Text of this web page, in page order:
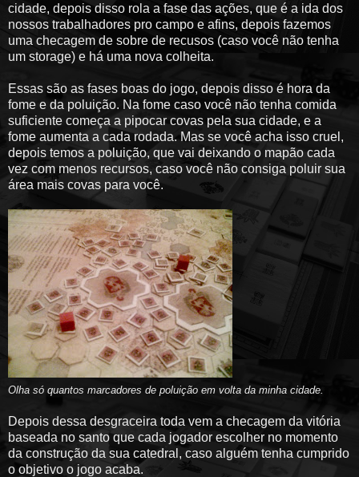
cidade, depois disso rola a fase das ações, que é a ida dos
nossos trabalhadores pro campo e afins, depois fazemos
uma checagem de sobre de recusos (caso você não tenha
um storage) e há uma nova colheita.
Essas são as fases boas do jogo, depois disso é hora da
fome e da poluição. Na fome caso você não tenha comida
suficiente começa a pipocar covas pela sua cidade, e a
fome aumenta a cada rodada. Mas se você acha isso cruel,
depois temos a poluição, que vai deixando o mapão cada
vez com menos recursos, caso você não consiga poluir sua
área mais covas para você.
Olha só quantos marcadores de poluição em volta da minha cidade.
Depois dessa desgraceira toda vem a checagem da vitória
baseada no santo que cada jogador escolher no momento
da construção da sua catedral, caso alguém tenha cumprido
o objetivo o jogo acaba.